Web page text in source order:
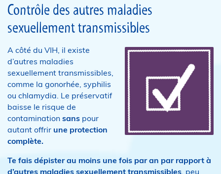
Contrôle des autres maladies
sexuellement transmissibles
A côté du VIH, il existe
d’autres maladies
sexuellement transmissibles,
comme la gonorhée, syphilis
ou chlamydia. Le préservatif
baisse le risque de
contamination sans pour
autant offrir une protection
complète.
Te fais dépister au moins une fois par an par rapport à
d’autres maladies sexuellement transmissibles , peu